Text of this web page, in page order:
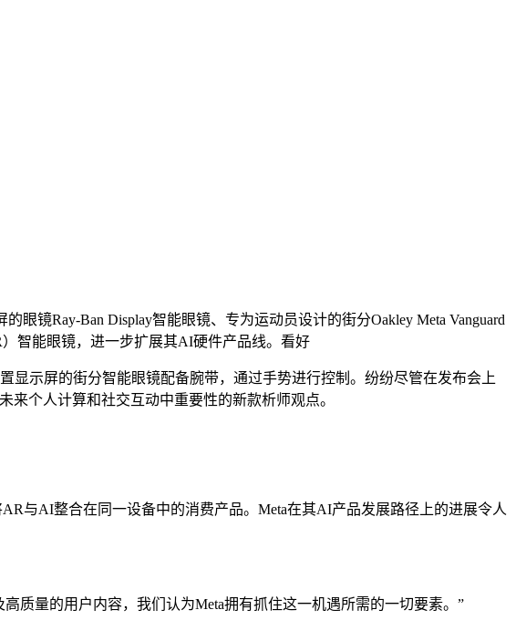
的眼镜Ray-Ban Display智能眼镜、专为运动员设计的街分Oakley Meta Vanguard
智能眼镜，进一步扩展其AI硬件产品线。看好
显示屏的街分智能眼镜配备腕带，通过手势进行控制。纷纷尽管在发布会上
个人计算和社交互动中重要性的新款析师观点。
与AI整合在同一设备中的消费产品。Meta在其AI产品发展路径上的进展令人
质量的用户内容，我们认为Meta拥有抓住这一机遇所需的一切要素。”